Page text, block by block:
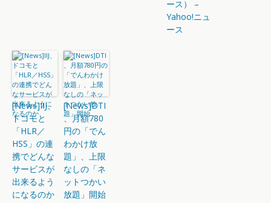
ース） –
Yahoo!ニュ
ース
[News]IIJ、
ドコモと
「HLR／
HSS」の連
携でどんな
サービスが
出来るよう
になるのか
[News]DTI
、月額780
円の「でん
わかけ放
題」、上限
なしの「ネ
ットつかい
放題」開始